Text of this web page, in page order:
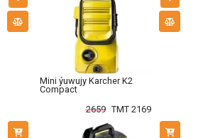
Mini ýuwujy Karcher K2
Compact
2659 TMT 2169